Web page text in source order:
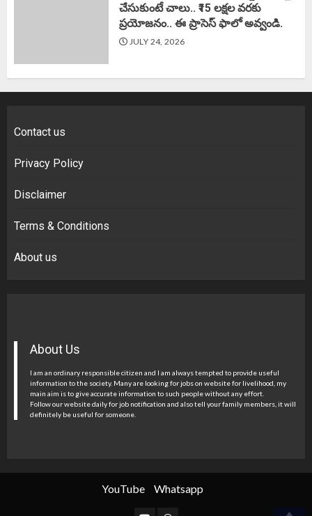
చేసుకుంటే చాలు.. ₹15 లక్షల వరకు
ప్రయోజనం.. ఈ ప్రాసెస్ ఫాలో అవ్వండి.
JULY 24, 2026
Contact us
Privacy Policy
Disclaimer
Terms & Conditions
About us
About Us
I am an ordinary responsible citizen and I am always tempted to provide useful
information to the society. Many are looking for jobs on website for livelihood, my
main aim is to give accurate information to such people without any effort.
Follow our website daily for job notification and also tell your family members, it will
definitely be useful for someone.
YouTube Whatsapp